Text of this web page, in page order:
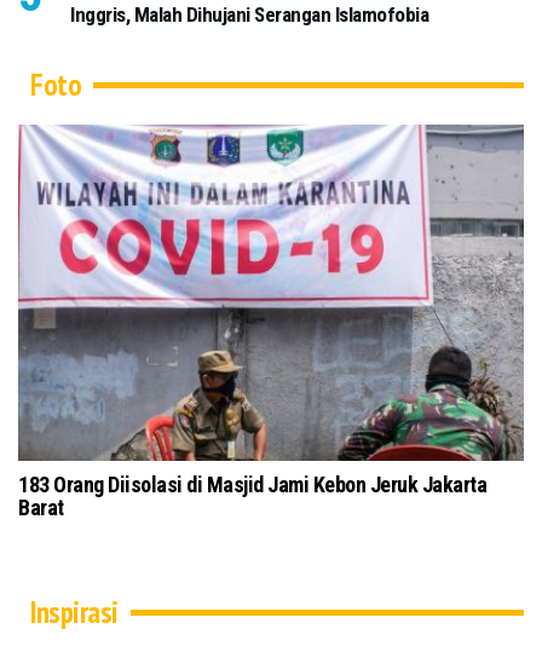
Inggris, Malah Dihujani Serangan Islamofobia
Foto
183 Orang Diisolasi di Masjid Jami Kebon Jeruk Jakarta
Inspirasi